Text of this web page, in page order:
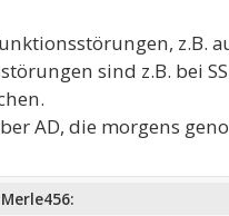
z.B.
sind z.B. bei
AD, die morgens